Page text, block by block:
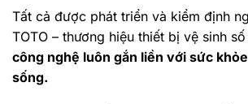
Tất cả được phát triển và kiểm định
TOTO – thương hiệu thiết bị vệ sinh số
công nghệ luôn gắn liền với sức
sống.